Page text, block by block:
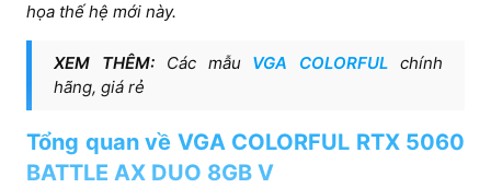
họa thế hệ mới này.
XEM THÊM:Các mẫu VGA COLORFUL chính
hãng, giá rẻ
Tổng quan về VGA COLORFUL RTX 5060
BATTLE AX DUO 8GB V